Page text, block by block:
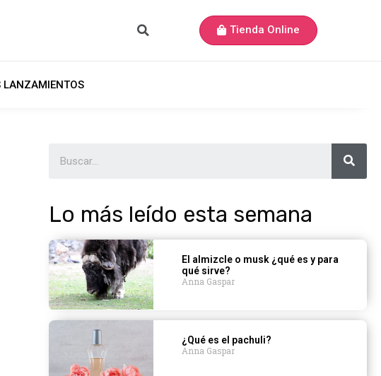
Tienda Online
LANZAMIENTOS
Lo más leído esta semana
El almizcle o musk ¿qué es y para
qué sirve?
Anna Gaspar
¿Qué es el pachuli?
Anna Gaspar